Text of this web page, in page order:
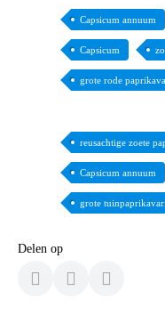
Capsicum annuum
Capsicum
grote rode
reusachtige zoete
Capsicum annuum
grote
Delen op